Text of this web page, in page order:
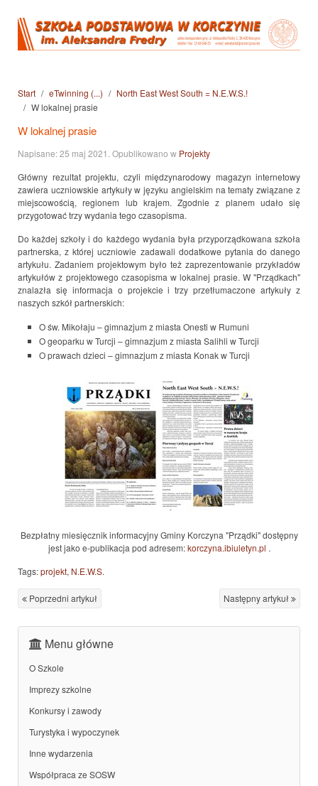
Start eTwinning (...)
North East West South = N.E.W.S.!
W lokalnej prasie
W lokalnej prasie
Napisane:25 maj 2021 . Opublikowano w Projekty
Główny rezultat projektu, czyli międzynarodowy magazyn internetowy
zawiera uczniowskie artykuły w języku angielskim na tematy związane z
miejscowością, regionem lub krajem. Zgodnie z planem udało się
przygotować trzy wydania tego czasopisma.
Do każdej szkoły i do każdego wydania była przyporządkowana szkoła
partnerska, z której uczniowie zadawali dodatkowe pytania do danego
artykułu. Zadaniem projektowym było też zaprezentowanie przykładów
artykułów z projektowego czasopisma w lokalnej prasie. W "Prządkach"
znalazła się informacja o projekcie i trzy przetłumaczone artykuły z
naszych szkół partnerskich:
O św. Mikołaju – gimnazjum z miasta Onesti w Rumuni
O geoparku w Turcji – gimnazjum z miasta Salihli w Turcji
O prawach dzieci – gimnazjum z miasta Konak w Turcji
Bezpłatny miesięcznik informacyjny Gminy Korczyna "Prządki" dostępny
jest jako e-publikacja pod adresem:korczyna.ibiuletyn.pl .
Tags:projekt, N.E.W.S.
Poprzedni artykuł Następny artykuł
Menu główne
O Szkole
Imprezy szkolne
Konkursy i zawody
Turystyka i wypoczynek
Inne wydarzenia
Współpraca ze SOSW